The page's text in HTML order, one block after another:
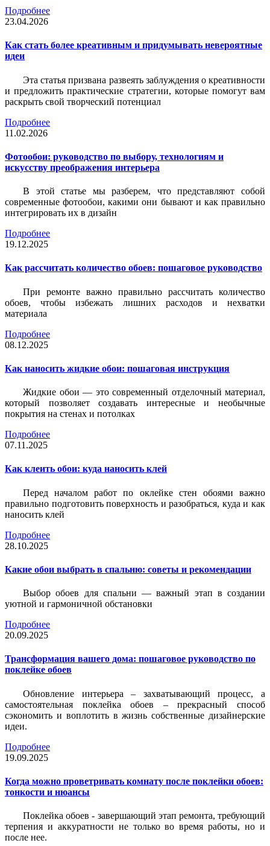
Подробнее
23.04.2026
Как стать более креативным и придумывать невероятные
идеи
Эта статья призвана развеять заблуждения о креативности
и предложить практические стратегии, которые помогут вам
раскрыть свой творческий потенциал
Подробнее
11.02.2026
Фотообои: руководство по выбору, технологиям и
искусству преображения интерьера
В этой статье мы разберем, что представляют собой
современные фотообои, какими они бывают и как правильно
интегрировать их в дизайн
Подробнее
19.12.2025
Как рассчитать количество обоев: пошаговое руководство
При ремонте важно правильно рассчитать количество
обоев, чтобы избежать лишних расходов и нехватки
материала
Подробнее
08.12.2025
Как наносить жидкие обои: пошаговая инструкция
Жидкие обои — это современный отделочный материал,
который позволяет создавать интересные и необычные
покрытия на стенах и потолках
Подробнее
07.11.2025
Как клеить обои: куда наносить клей
Перед началом работ по оклейке стен обоями важно
правильно подготовить поверхность и разобраться, куда и как
наносить клей
Подробнее
28.10.2025
Какие обои выбрать в спальню: советы и рекомендации
Выбор обоев для спальни — важный этап в создании
уютной и гармоничной обстановки
Подробнее
20.09.2025
Трансформация вашего дома: пошаговое руководство по
поклейке обоев
Обновление интерьера – захватывающий процесс, а
самостоятельная поклейка обоев – прекрасный способ
сэкономить и воплотить в жизнь собственные дизайнерские
идеи.
Подробнее
19.09.2025
Когда можно проветривать комнату после поклейки обоев:
тонкости и нюансы
Поклейка обоев - завершающий этап ремонта, требующий
терпения и аккуратности не только во время работы, но и
после нее.